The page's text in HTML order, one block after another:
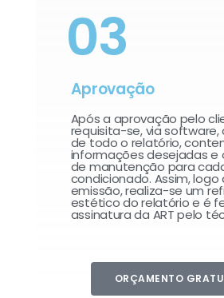
03
Aprovação
Após a aprovação pelo
requisita-se, via software,
de todo o relatório,
informações desejadas e
de manutenção para
condicionado. Assim, logo
emissão, realiza-se um
estético do relatório e é
assinatura da ART pelo
ORÇAMENTO